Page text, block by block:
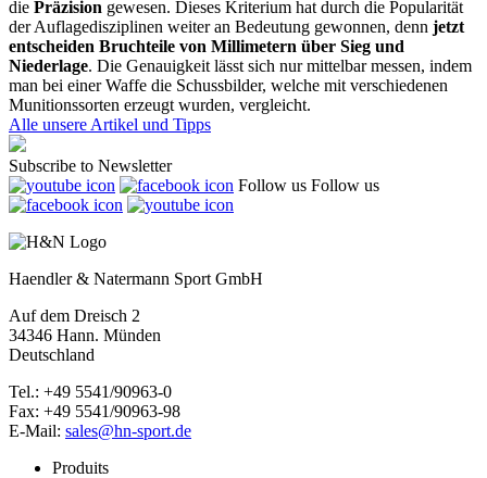
die Präzision gewesen. Dieses Kriterium hat durch die Popularität
der Auflagedisziplinen weiter an Bedeutung gewonnen, denn jetzt
entscheiden Bruchteile von Millimetern über Sieg und
Niederlage. Die Genauigkeit lässt sich nur mittelbar messen, indem
man bei einer Waffe die Schussbilder, welche mit verschiedenen
Munitionssorten erzeugt wurden, vergleicht.
Alle unsere Artikel und Tipps
Subscribe to Newsletter
Follow us Follow us
Haendler & Natermann Sport GmbH
Auf dem Dreisch 2
34346 Hann. Münden
Deutschland
Tel.: +49 5541/90963-0
Fax: +49 5541/90963-98
E-Mail: sales@hn-sport.de
Produits